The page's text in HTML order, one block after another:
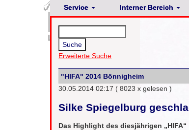
Service Interner Bereich
Erweiterte Suche
"HIFA" 2014 Bönnigheim
30.05.2014 02:17 ( 8023 x gelesen )
Silke Spiegelburg
Das Highlight des diesjährigen